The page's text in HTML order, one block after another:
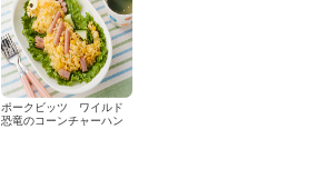
ポークビッツ ワイルド
恐竜のコーンチャーハン